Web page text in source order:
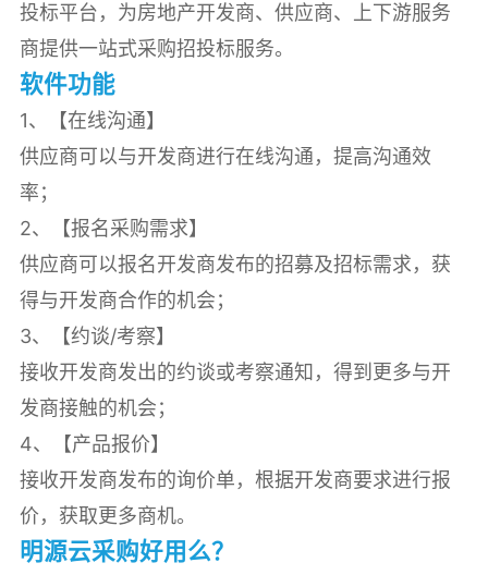
投标平台，为房地产开发商、供应商、上下游服务
商提供一站式采购招投标服务。
软件功能
1、【在线沟通】
供应商可以与开发商进行在线沟通，提高沟通效
率；
2、【报名采购需求】
供应商可以报名开发商发布的招募及招标需求，获
得与开发商合作的机会；
3、【约谈/考察】
接收开发商发出的约谈或考察通知，得到更多与开
发商接触的机会；
4、【产品报价】
接收开发商发布的询价单，根据开发商要求进行报
价，获取更多商机。
明源云采购好用么？